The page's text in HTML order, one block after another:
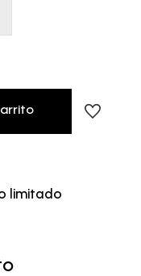
limitado